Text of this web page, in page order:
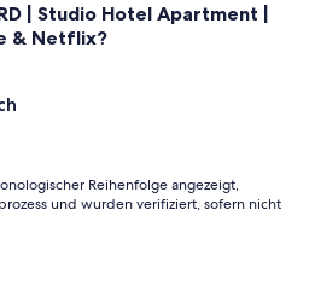
| Studio Hotel Apartment |
& Netflix?
Reihenfolge angezeigt,
und wurden verifiziert, sofern nicht